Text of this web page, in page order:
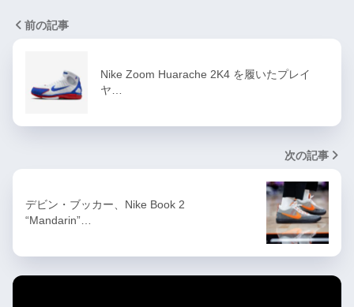
前の記事
Nike Zoom Huarache 2K4 を履いたプレイ
ヤ…
次の記事
デビン・ブッカー、Nike Book 2
“Mandarin”…